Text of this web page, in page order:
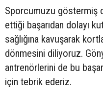
Sporcumuzu göstermiş
ettiği başarıdan dolayı
sağlığına kavuşarak
dönmesini diliyoruz.
antrenörlerini de bu
için tebrik ederiz.